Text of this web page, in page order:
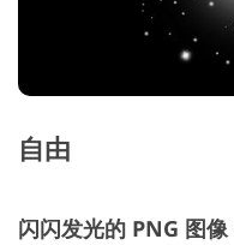
自由
闪闪发光的 PNG 图